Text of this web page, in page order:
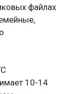
файлах
10-14